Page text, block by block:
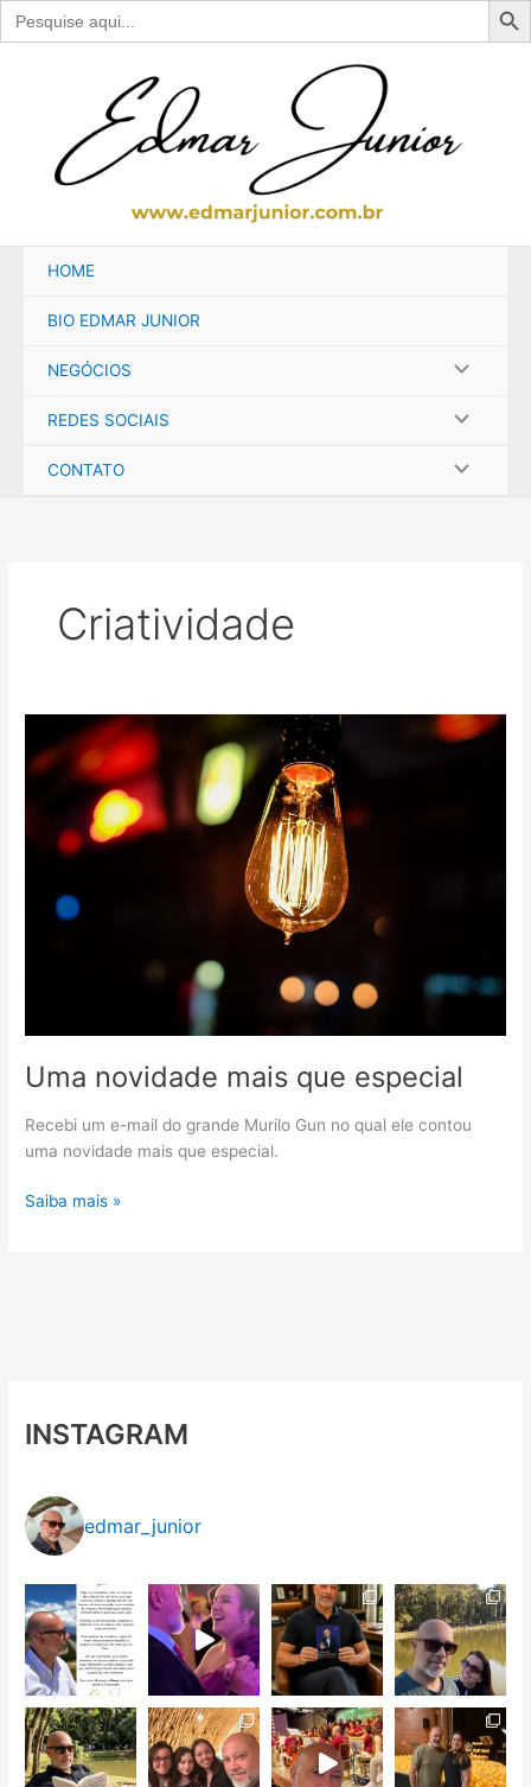
Search
for:
HOME
BIO EDMAR JUNIOR
NEGÓCIOS
REDES SOCIAIS
CONTATO
Criatividade
Uma novidade mais que especial
Recebi um e-mail do grande Murilo Gun no qual ele contou
uma novidade mais que especial.
Uma
Saiba mais »
INSTAGRAM
edmar_junior